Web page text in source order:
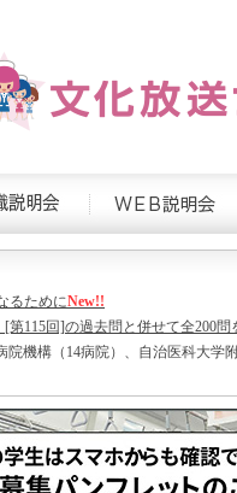
るためにNew!!
115回]の過去問と併せて全200問
院機構（14病院）、自治医科大学